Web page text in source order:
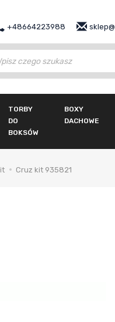
+48664223988
TORBY
DO
BOKSÓW
BOXY
DACHOWE
Cruz kit 935821